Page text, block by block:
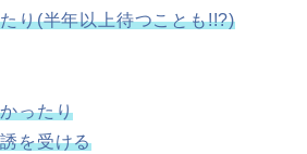
り(半年以上待つことも!!?)
ったり
を受ける